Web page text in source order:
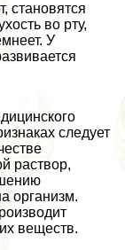
становятся
во рту,
У
следует
раствор,
организм.
веществ.